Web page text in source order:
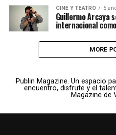
CINE Y TEATRO 5
Guillermo Arcaya
internacional
MORE
Publin Magazine. Un espacio
encuentro, disfrute y el
Magazine de